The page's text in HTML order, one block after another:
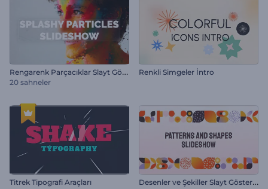
R
engarenk Parçacıklar Slayt Gösterisi
20 sahneler
Renkli Simgeler İntro
Titrek Tipografi Araçları
D
esenler ve Şekiller Slayt Gösterisi